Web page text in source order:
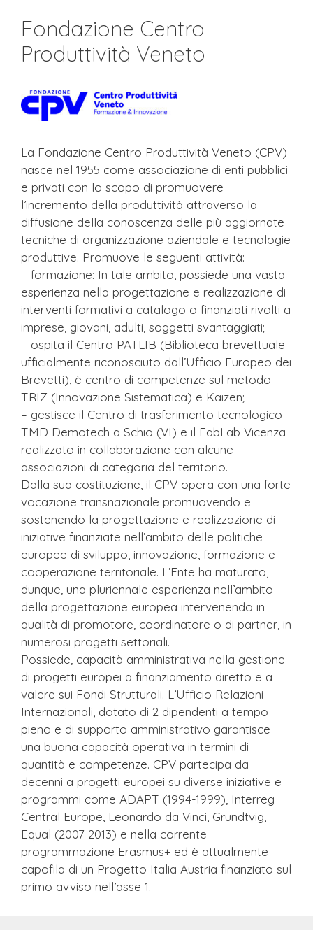
Fondazione Centro
Produttività Veneto
La Fondazione Centro Produttività Veneto (CPV)
nasce nel 1955 come associazione di enti pubblici
e privati con lo scopo di promuovere
l’incremento della produttività attraverso la
diffusione della conoscenza delle più aggiornate
tecniche di organizzazione aziendale e tecnologie
produttive. Promuove le seguenti attività:
– formazione: In tale ambito, possiede una vasta
esperienza nella progettazione e realizzazione di
interventi formativi a catalogo o finanziati rivolti a
imprese, giovani, adulti, soggetti svantaggiati;
– ospita il Centro PATLIB (Biblioteca brevettuale
ufficialmente riconosciuto dall’Ufficio Europeo dei
Brevetti), è centro di competenze sul metodo
TRIZ (Innovazione Sistematica) e Kaizen;
– gestisce il Centro di trasferimento tecnologico
TMD Demotech a Schio (VI) e il FabLab Vicenza
realizzato in collaborazione con alcune
associazioni di categoria del territorio.
Dalla sua costituzione, il CPV opera con una forte
vocazione transnazionale promuovendo e
sostenendo la progettazione e realizzazione di
iniziative finanziate nell’ambito delle politiche
europee di sviluppo, innovazione, formazione e
cooperazione territoriale. L’Ente ha maturato,
dunque, una pluriennale esperienza nell’ambito
della progettazione europea intervenendo in
qualità di promotore, coordinatore o di partner, in
numerosi progetti settoriali.
Possiede, capacità amministrativa nella gestione
di progetti europei a finanziamento diretto e a
valere sui Fondi Strutturali. L’Ufficio Relazioni
Internazionali, dotato di 2 dipendenti a tempo
pieno e di supporto amministrativo garantisce
una buona capacità operativa in termini di
quantità e competenze. CPV partecipa da
decenni a progetti europei su diverse iniziative e
programmi come ADAPT (1994-1999), Interreg
Central Europe, Leonardo da Vinci, Grundtvig,
Equal (2007 2013) e nella corrente
programmazione Erasmus+ ed è attualmente
capofila di un Progetto Italia Austria finanziato sul
primo avviso nell’asse 1.